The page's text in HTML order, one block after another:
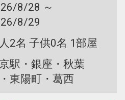
8/28 ～
8/29
2名 子供0名 1部屋
駅・銀座・秋葉
東陽町・葛西